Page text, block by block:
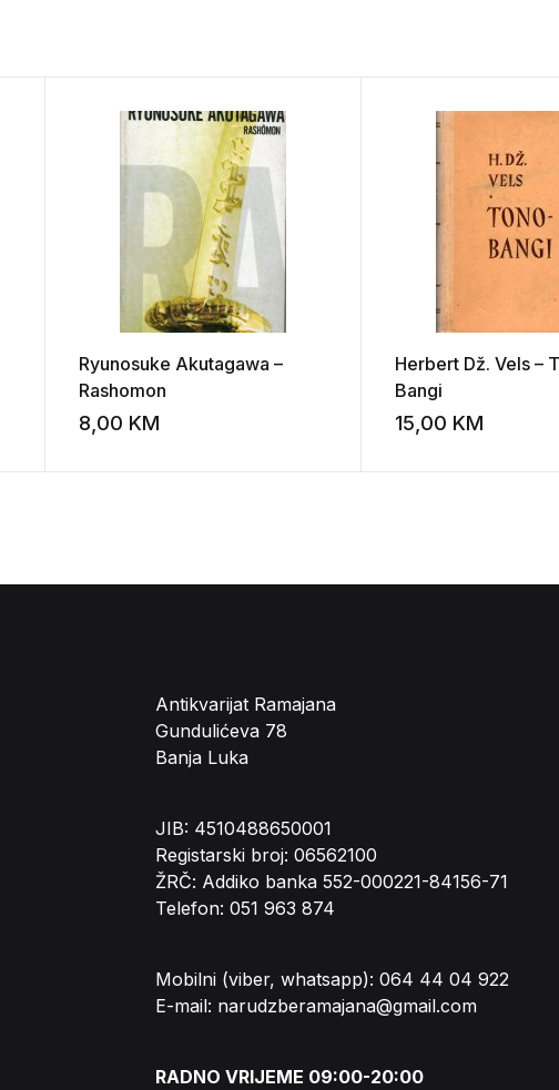
Add to wishlist
Ryunosuke Akutagawa –
Rashomon
8,00 KM Add to wishlist
Herbert Dž. Vels –
Bangi
15,00 KM
Antikvarijat Ramajana
Gundulićeva 78
Banja Luka
JIB: 4510488650001
Registarski broj: 06562100
ŽRČ: Addiko banka 552-000221-84156-71
Telefon: 051 963 874
Mobilni (viber, whatsapp): 064 44 04 922
E-mail: narudzberamajana@gmail.com
RADNO VRIJEME 09:00-20:00